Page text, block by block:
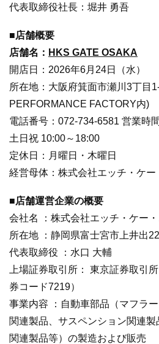
代表取締役社長：堀井 勇吾
■店舗概要
店舗名： HKS GATE OSAKA
開店日：2026年6月24日（水）
所在地：大阪府箕面市瀬川3丁目
PERFORMANCE FACTORY内)
電話番号：072-734-6581 営業時
土日祝 10:00～18:00
定休日：月曜日・木曜日
経営母体：株式会社エッチ・ケー
■店舗運営企業の概要
会社名 ：株式会社エッチ・ケー
所在地 ：静岡県富士宮市上井出
代表取締役 ：水口 大輔
上場証券取引所： 東京証券取引
券コード7219）
事業内容 ：自動車部品（マフラー
関連製品、サスペンション関連
関連製品等）の製造および販売